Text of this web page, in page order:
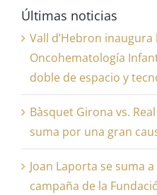
Últimas noticias
Vall d’Hebron
Oncohematología
doble de espacio y
Bàsquet Girona vs.
suma por una gran
Joan Laporta se suma
campaña de la